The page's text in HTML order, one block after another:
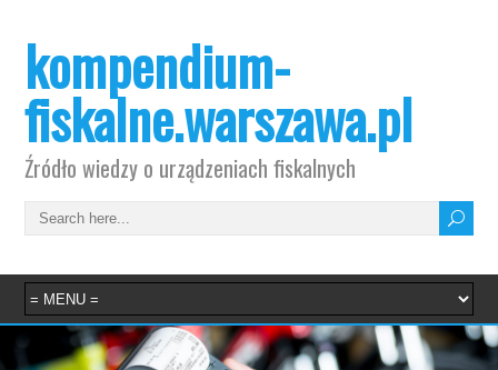
kompendium-
fiskalne.warszawa.pl
Źródło wiedzy o urządzeniach fiskalnych